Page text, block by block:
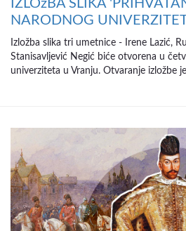
IZLOžBA SLIKA
NARODNOG
Izložba slika tri umetnice - Irene Lazić,
Stanisavljević Negić biće otvorena u
univerziteta u Vranju. Otvaranje izložbe